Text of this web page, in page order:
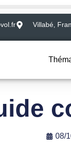
Villabé,
08/